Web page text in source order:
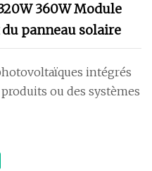
360W Module
panneau solaire
ou des systèmes